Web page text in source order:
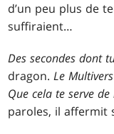
d’un peu plus de
suffiraient…
Des secondes dont
dragon.Le
Que cela te serve
paroles, il affermit